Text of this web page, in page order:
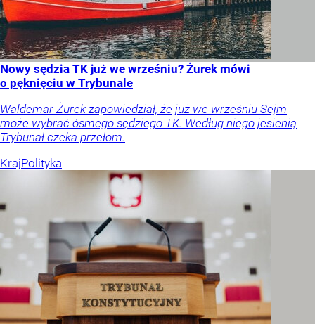
Nowy sędzia TK już we wrześniu? Żurek mówi
o pęknięciu w Trybunale
Waldemar Żurek zapowiedział, że już we wrześniu Sejm
może wybrać ósmego sędziego TK. Według niego jesienią
Trybunał czeka przełom.
KrajPolityka